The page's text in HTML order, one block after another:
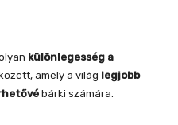
különlegesség a
amely a világ legjobb
bárki számára.